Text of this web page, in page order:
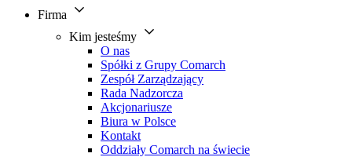
Firma
Kim jesteśmy
O nas
Spółki z Grupy Comarch
Zespół Zarządzający
Rada Nadzorcza
Akcjonariusze
Biura w Polsce
Kontakt
Oddziały Comarch na świecie